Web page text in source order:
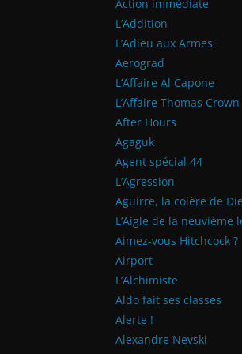
Action immédiate
L’Addition
L’Adieu aux Armes
Aerograd
L’Affaire Al Capone
L’Affaire Thomas Crown
After Hours
Agaguk
Agent spécial 44
L’Agression
Aguirre, la colère de
L’Aigle de la neuvième
Aimez-vous Hitchcock ?
Airport
L’Alchimiste
Aldo fait ses classes
Alerte !
Alexandre Nevski